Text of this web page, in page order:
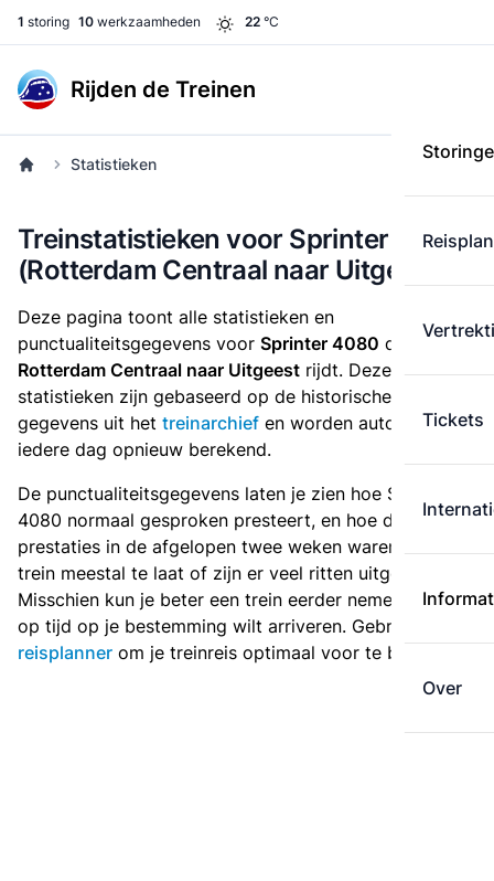
1 storing 10 werkzaamheden 22 °C
Rijden de Treinen
Tickets
Over
Statistieken
Treinstatistieken voor Sprinter 4080
(Rotterdam Centraal naar Uitgeest)
Deze pagina toont alle statistieken en
punctualiteitsgegevens voor Sprinter 4080 die
van
Rotterdam Centraal naar Uitgeest rijdt. Deze
statistieken zijn gebaseerd op de historische
gegevens uit het treinarchief en worden automatisch
iedere dag opnieuw berekend.
De punctualiteitsgegevens laten je zien hoe Sprinter
4080 normaal gesproken presteert, en hoe de
prestaties in de afgelopen twee weken waren. Is deze
trein meestal te laat of zijn er veel ritten uitgevallen?
Misschien kun je beter een trein eerder nemen als je
op tijd op je bestemming wilt arriveren. Gebruik de
reisplanner om je treinreis optimaal voor te bereiden.